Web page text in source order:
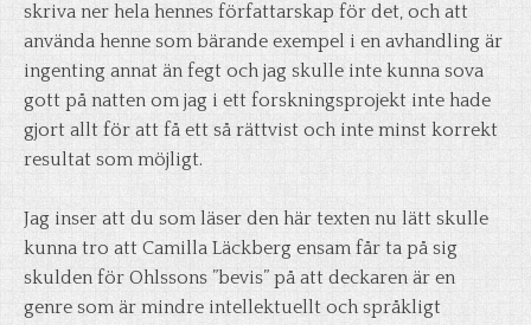
skriva ner hela hennes författarskap för det, och att
använda henne som bärande exempel i en avhandling är
ingenting annat än fegt och jag skulle inte kunna sova
gott på natten om jag i ett forskningsprojekt inte hade
gjort allt för att få ett så rättvist och inte minst korrekt
resultat som möjligt.
Jag inser att du som läser den här texten nu lätt skulle
kunna tro att Camilla Läckberg ensam får ta på sig
skulden för Ohlssons ”bevis” på att deckaren är en
genre som är mindre intellektuellt och språkligt